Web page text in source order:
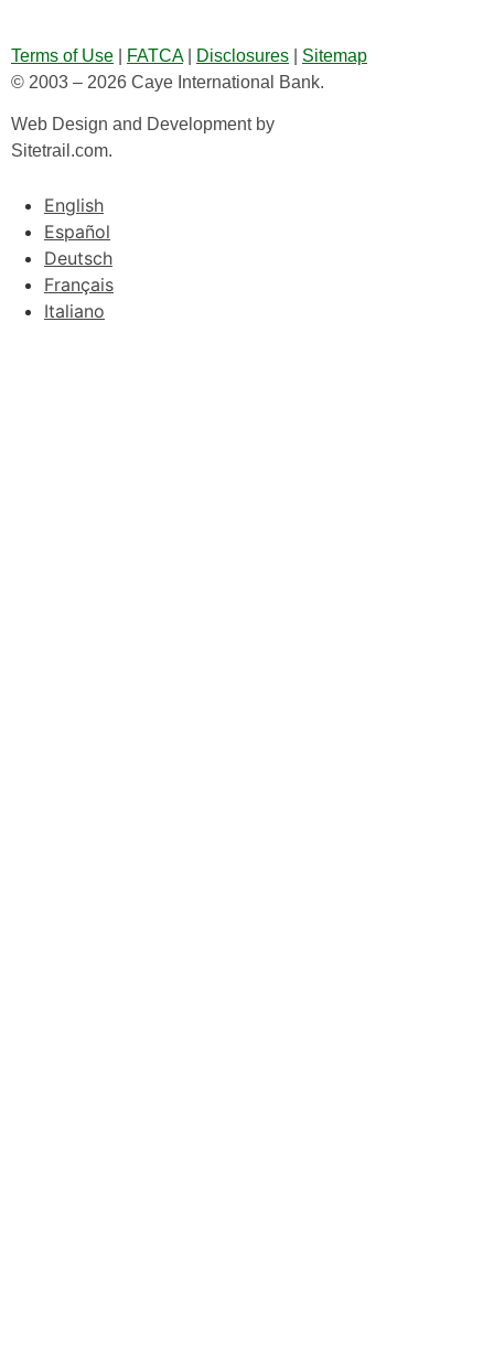
Terms of Use FATCA| Disclosures
Sitemap
© 2003 – 2026 Caye International Bank.
Web Design and Development by
Sitetrail.com.
English
Español
Deutsch
Français
Italiano